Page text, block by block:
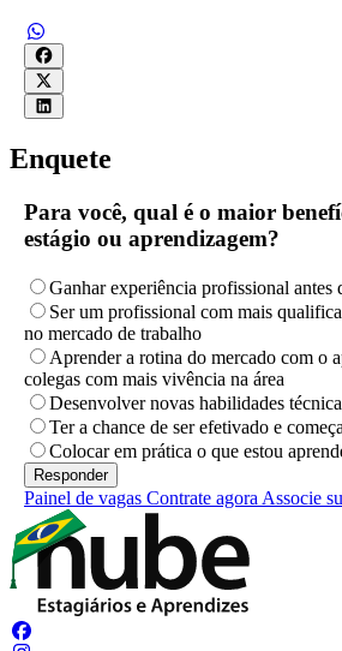
Enquete
Para você, qual é o maior
estágio ou aprendizagem?
Ganhar experiência profissional antes
Ser um profissional com mais
no mercado de trabalho
Aprender a rotina do mercado com o
colegas com mais vivência na área
Desenvolver novas habilidades
Ter a chance de ser efetivado e
Colocar em prática o que estou
Painel de vagas Contrate agora Associe